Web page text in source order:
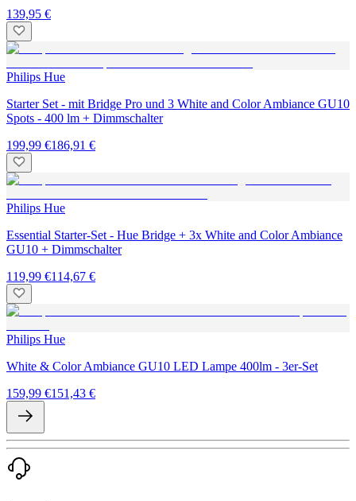
139,95 €
Philips Hue
Starter Set - mit Bridge Pro und 3 White and Color Ambiance GU10
Spots - 400 lm + Dimmschalter
199,99 €186,91 €
Philips Hue
Essential Starter-Set - Hue Bridge + 3x White and Color Ambiance
GU10 + Dimmschalter
119,99 €114,67 €
Philips Hue
White & Color Ambiance GU10 LED Lampe 400lm - 3er-Set
159,99 €151,43 €